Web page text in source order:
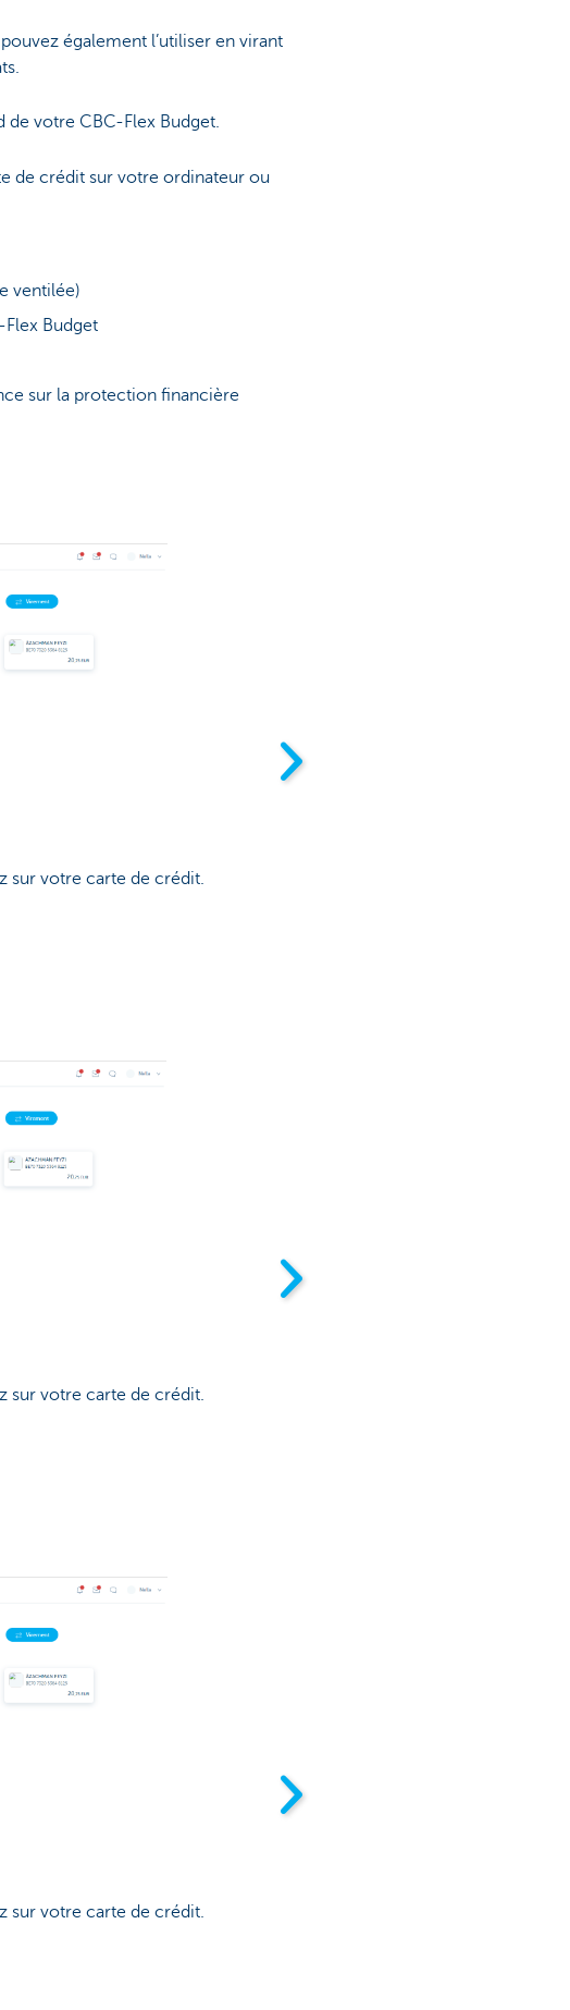
également l’utiliser en virant
de votre CBC-Flex Budget.
de crédit sur votre ordinateur ou
ventilée)
Budget
sur la protection financière
sur votre carte de crédit.
sur votre carte de crédit.
sur votre carte de crédit.